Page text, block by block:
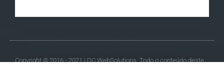
Copyright © 2016 - 2021 | DC WebSolutions. Todo o conteúdo deste